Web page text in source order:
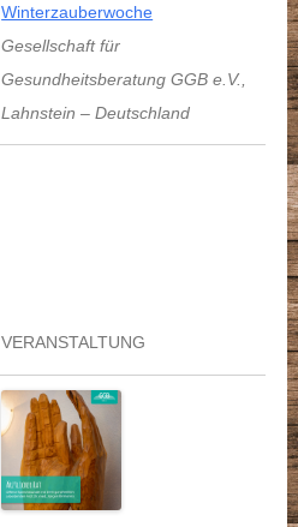
Winterzauberwoche
Gesellschaft für
Gesundheitsberatung GGB e.V.,
Lahnstein –Deutschland
VERANSTALTUNG